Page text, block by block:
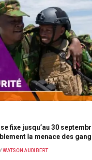
se fixe jusqu’au 30
la menace des
WATSON AUDIBERT